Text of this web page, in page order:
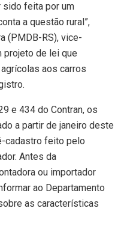
sido feita por um
a questão rural”,
(PMDB-RS), vice-
projeto de lei que
aos carros
e 434 do Contran, os
a partir de janeiro deste
cadastro feito pelo
Antes da
ou importador
ao Departamento
as características